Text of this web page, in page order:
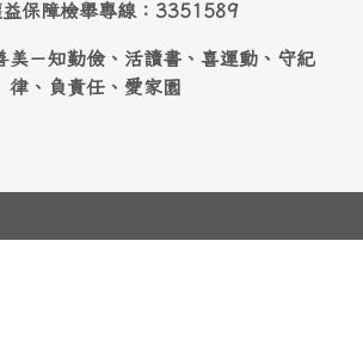
益保障檢舉專線：3351589
美－知勤儉、活讀書、喜運動、守紀
律、負責任、愛家園